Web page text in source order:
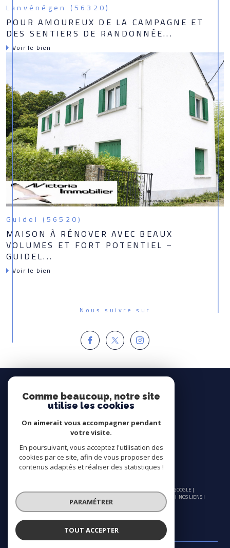
Lanvénégen (56320)
POUR AMOUREUX DE LA CAMPAGNE ET
DES SENTIERS DE RANDONNÉE...
Voir le bien
Guidel (56520)
MAISON À RÉNOVER AVEC BEAUX
VOLUMES ET FORT POTENTIEL –
GUIDEL...
Voir le bien
Nous suivre sur
Espace
PROPRIÉTAIRE
Se connecter
Avis
CLIENTS
© 2026 | TOUS DROITS RÉSERVÉS | TRADUCTION POWERED BY GOOGLE |
PLAN DU SITE ADMIN NOS LIENS
POLITIQUE RGPD
Comme beaucoup, notre site
utilise les cookies
On aimerait vous accompagner pendant
votre visite.
En poursuivant, vous acceptez l'utilisation des
cookies par ce site, afin de vous proposer des
contenus adaptés et réaliser des statistiques !
PARAMÉTRER
TOUT ACCEPTER